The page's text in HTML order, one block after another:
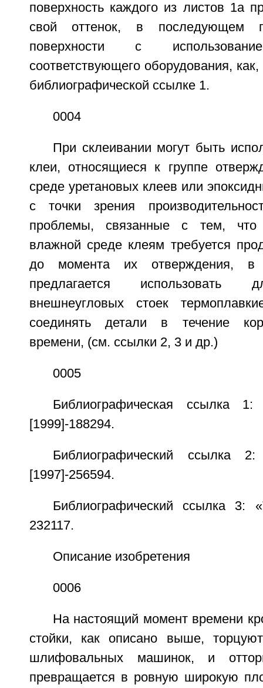
поверхность каждого из листов 1а
свой оттенок, в последующем
поверхности с
соответствующего оборудования,
библиографической ссылке 1.
0004
При склеивании могут быть
клеи, относящиеся к группе
среде уретановых клеев или
с точки зрения
проблемы, связанные с тем,
влажной среде клеям требуется
до момента их отверждения, в
предлагается использовать
внешнеугловых стоек
соединять детали в течение
времени, (см. ссылки 2, 3 и др.)
0005
Библиографическая ссылка
[1999]-188294.
Библиографический ссылка
[1997]-256594.
Библиографический ссылка 3:
232117.
Описание изобретения
0006
На настоящий момент времени
стойки, как описано выше,
шлифовальных машинок, и
превращается в ровную широкую